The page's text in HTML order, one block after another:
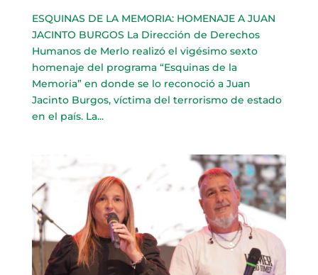
ESQUINAS DE LA MEMORIA: HOMENAJE A JUAN
JACINTO BURGOS La Dirección de Derechos
Humanos de Merlo realizó el vigésimo sexto
homenaje del programa “Esquinas de la
Memoria” en donde se lo reconoció a Juan
Jacinto Burgos, víctima del terrorismo de estado
en el país. La...